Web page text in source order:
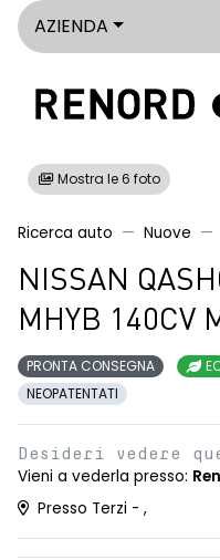
AZIENDA
Mostra le 6 foto
Ricerca auto Nuove
NISSAN
MHYB 140CV
PRONTA CONSEGNA
NEOPATENTATI
Desideri vedere
Vieni a vederla presso:
Presso Terzi - ,